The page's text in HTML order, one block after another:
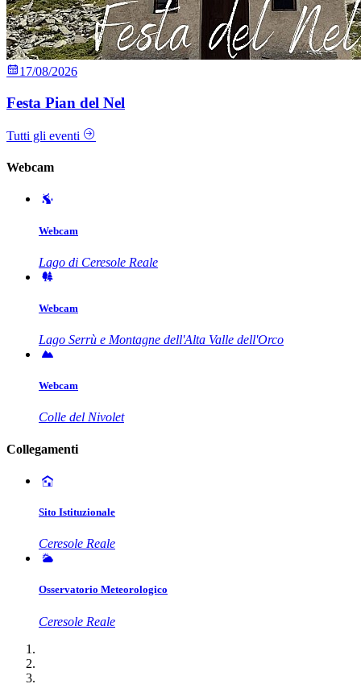
17/08/2026
Festa Pian del Nel
Tutti gli eventi
Webcam
Webcam
Lago di Ceresole Reale
Webcam
Lago Serrù e Montagne dell'Alta Valle dell'Orco
Webcam
Colle del Nivolet
Collegamenti
Sito Istituzionale
Ceresole Reale
Osservatorio Meteorologico
Ceresole Reale